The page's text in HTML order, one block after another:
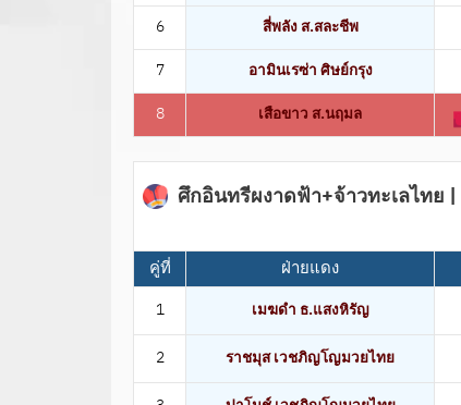
6
สี่พลัง ส.สละชีพ
7
อามินเรซ่า ศิษย์กรุง
8
เสือขาว ส.นฤมล
ศึกอินทรีผงาดฟ้า+จ้าวทะเลไทย
คู่ที่ ฝ่ายแดง
1 เมฆดำ ธ.แสงหิรัญ
2
ราชมุส เวชภิญโญมวยไทย